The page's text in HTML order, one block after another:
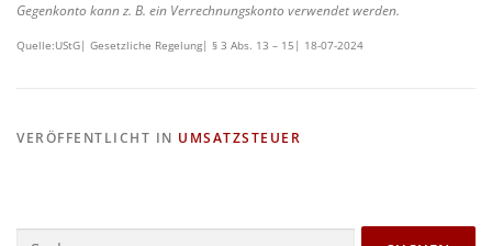
Gegenkonto kann z. B. ein Verrechnungskonto verwendet werden.
Quelle:UStG| Gesetzliche Regelung| § 3 Abs. 13 – 15| 18-07-2024
VERÖFFENTLICHT IN UMSATZSTEUER